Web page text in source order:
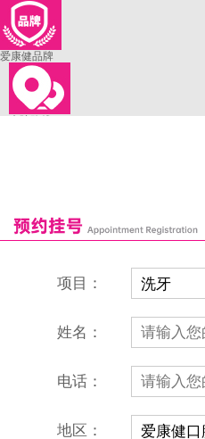
爱康健品牌
恒乐口腔诊所
富港口腔诊所
项目：
姓名：
电话：
地区：